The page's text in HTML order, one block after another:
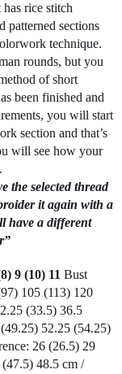
rice stitch
patterned sections
technique.
rounds, but you
of short
been finished and
you will start
section and that’s
will see how your
the selected thread
it again with a
have a different
9 (10) 11 Bust
105 (113) 120
(33.5) 36.5
52.25 (54.25)
26 (26.5) 29
48.5 cm /